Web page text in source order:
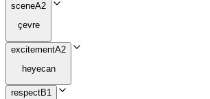
sceneA2
çevre
excitementA2
heyecan
respectB1